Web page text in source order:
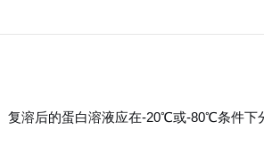
溶后的蛋白溶液应在-20℃或-80℃条件下